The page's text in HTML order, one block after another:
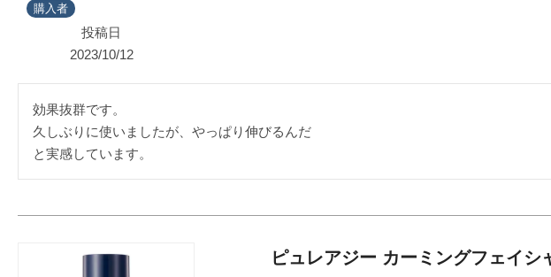
購入者
投稿日
2023/10/12
効果抜群です。
久しぶりに使いましたが、やっぱり伸びるんだ
と実感しています。
ピュレアジー カーミングフェイシ